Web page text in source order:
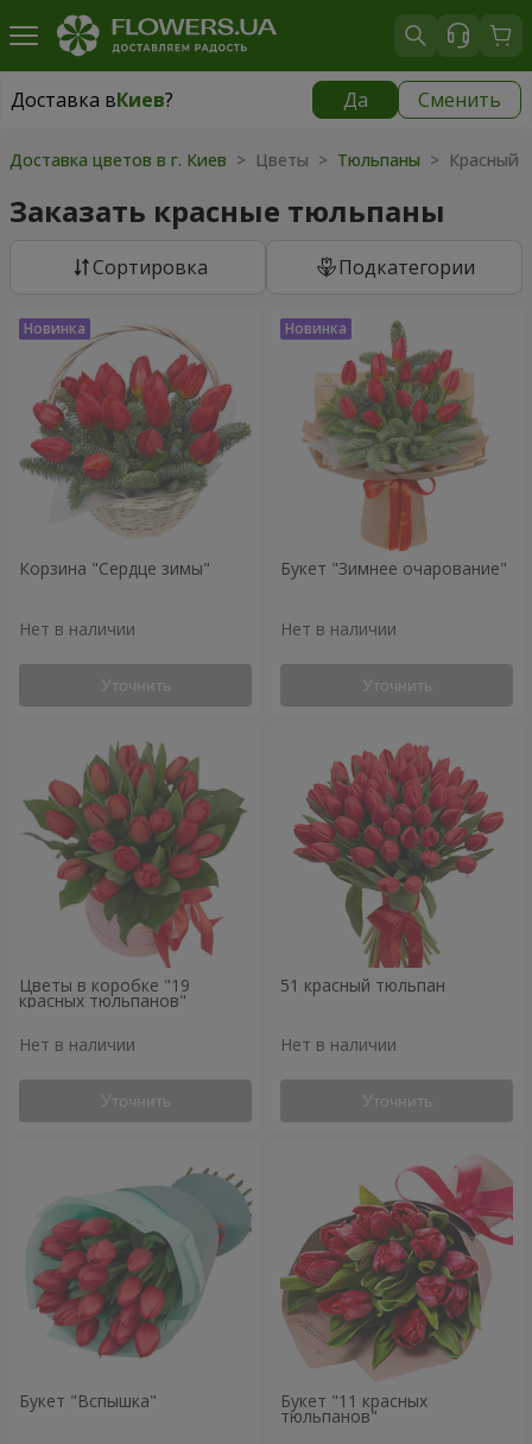
Доставка вКиев? Да Сменить
Доставка вКиев
Доставка цветов в г. Киев > Цветы > Тюльпаны > Красный
Заказать красные тюльпаны
Cортировка Подкатегории
Корзина "Сердце зимы"
Нет в наличии
Уточнить
Букет "Зимнее очарование"
Нет в наличии
Уточнить
Цветы в коробке "19
красных тюльпанов"
Нет в наличии
Уточнить
51 красный тюльпан
Нет в наличии
Уточнить
Букет "Вспышка" Букет "11 красных
тюльпанов"